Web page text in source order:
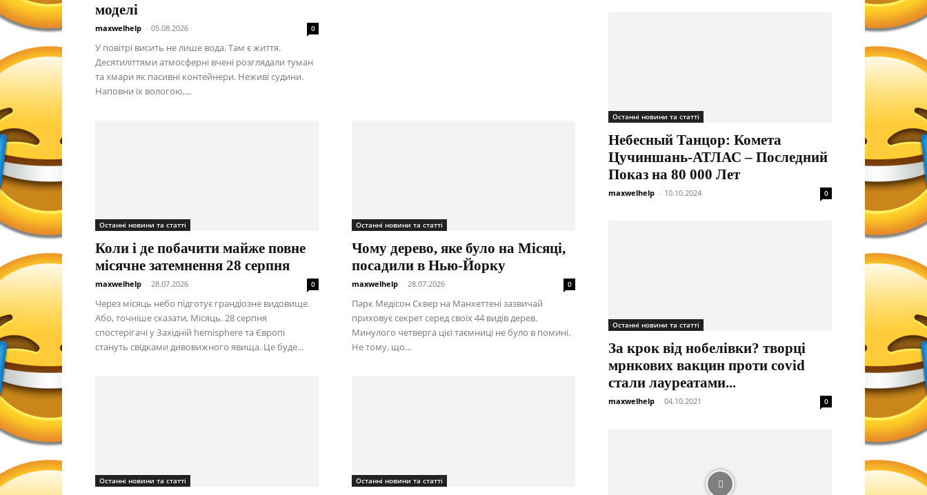
моделі
maxwelhelp - 05.08.2026 0
У повітрі висить не лише вода. Там є життя.
Десятиліттями атмосферні вчені розглядали туман
та хмари як пасивні контейнери. Неживі судини.
Наповни їх вологою,...
Останні новини та статті
Коли і де побачити майже повне
місячне затемнення 28 серпня
maxwelhelp - 28.07.2026 0
Через місяць небо підготує грандіозне видовище.
Або, точніше сказати, Місяць. 28 серпня
спостерігачі у Західній hemisphere та Європі
стануть свідками дивовижного явища. Це буде...
Останні новини та статті
Чому дерево, яке було на Місяці,
посадили в Нью-Йорку
maxwelhelp - 28.07.2026 0
Парк Медісон Сквер на Манхеттені зазвичай
приховує секрет серед своїх 44 видів дерев.
Минулого четверга цієї таємниці не було в помині.
Не тому, що...
Останні новини та статті Останні новини та статті
Останні новини та статті
Небесный Танцор: Комета
Цучиншань-АТЛАС – Последний
Показ на 80 000 Лет
maxwelhelp - 10.10.2024 0
Останні новини та статті
За крок від нобелівки? творці
мрнкових вакцин проти covid
стали лауреатами...
maxwelhelp - 04.10.2021 0